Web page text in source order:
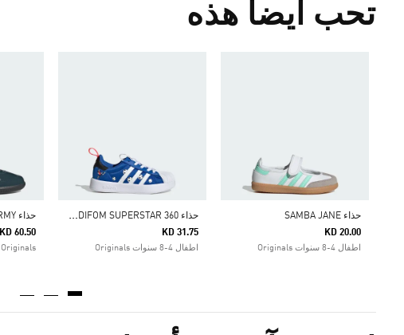
تحب أيضا هذه
حذاء SAMBA JANE
KD 20.00
اطفال 4-8 سنوات Originals
ح
ذاء ADIDAS DISNEY ADIFOM SUPERSTAR 360
KD 31.75
اطفال 4-8 سنوات Originals
حذاء ‏BW ARMY
KD 60.50
Originals